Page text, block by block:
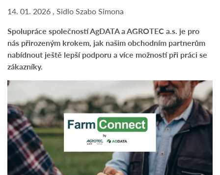
14. 01. 2026 , Sidlo Szabo Simona
Spolupráce společností AgDATA a AGROTEC a.s. je pro
nás přirozeným krokem, jak našim obchodním partnerům
nabídnout ještě lepší podporu a více možností při práci se
zákazníky.